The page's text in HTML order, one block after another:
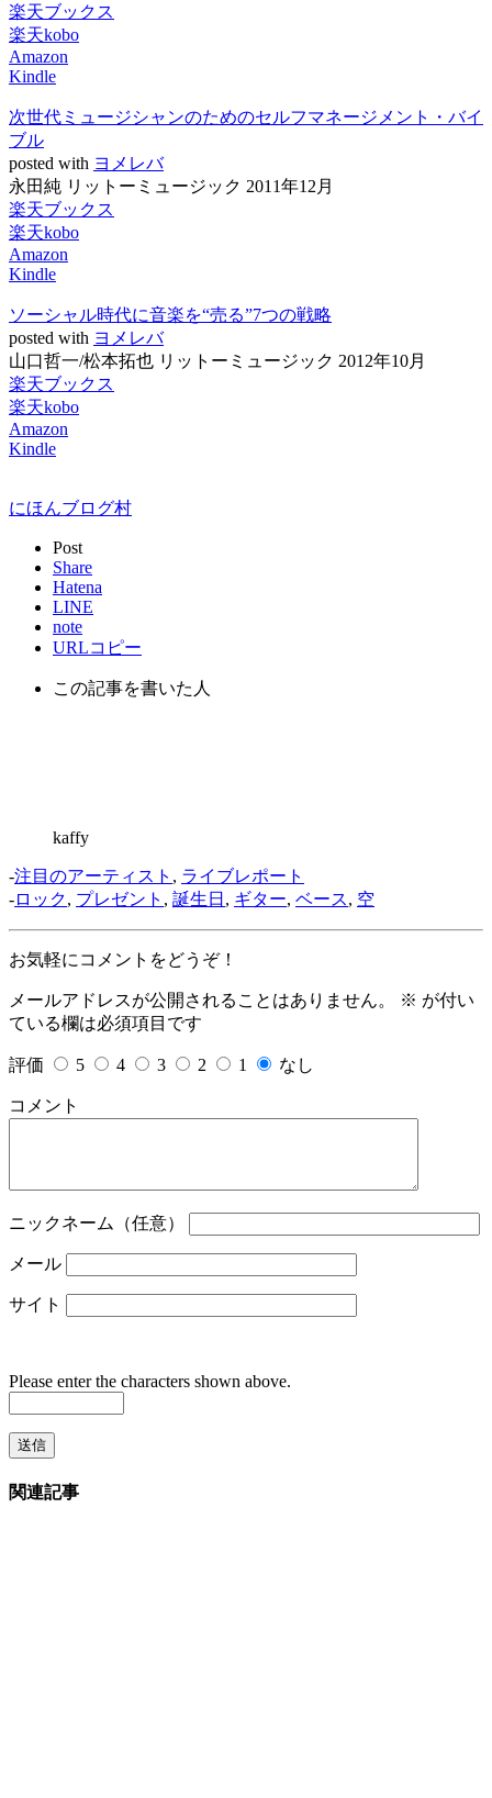
楽天ブックス
楽天kobo
Amazon
Kindle
次世代ミュージシャンのためのセルフマネージメント・バイ
ブル
posted with ヨメレバ
永田純 リットーミュージック 2011年12月
楽天ブックス
楽天kobo
Amazon
Kindle
ソーシャル時代に音楽を“売る”7つの戦略
posted with ヨメレバ
山口哲一/松本拓也 リットーミュージック 2012年10月
楽天ブックス
楽天kobo
Amazon
Kindle
にほんブログ村
Post
Share
Hatena
LINE
note
URLコピー
この記事を書いた人
kaffy
-注目のアーティスト , ライブレポート
-ロック, プレゼント , 誕生日 , ギター, ベース, 空
お気軽にコメントをどうぞ！
メールアドレスが公開されることはありません。 ※ が付い
ている欄は必須項目です
評価 5 4 3 2 1 なし
コメント
ニックネーム（任意）
メール
サイト
Please enter the characters shown above.
関連記事